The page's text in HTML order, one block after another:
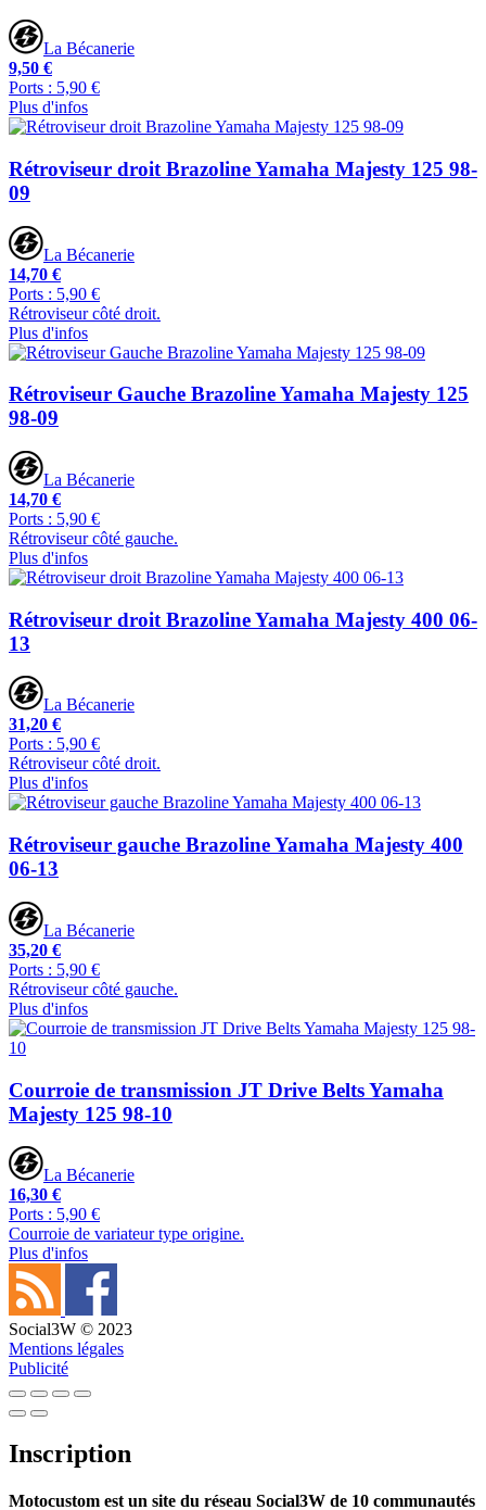
La Bécanerie
9,50 €
Ports : 5,90 €
Plus d'infos
Rétroviseur droit Brazoline Yamaha Majesty 125 98-
09
La Bécanerie
14,70 €
Ports : 5,90 €
Rétroviseur côté droit.
Plus d'infos
Rétroviseur Gauche Brazoline Yamaha Majesty 125
98-09
La Bécanerie
14,70 €
Ports : 5,90 €
Rétroviseur côté gauche.
Plus d'infos
Rétroviseur droit Brazoline Yamaha Majesty 400 06-
13
La Bécanerie
31,20 €
Ports : 5,90 €
Rétroviseur côté droit.
Plus d'infos
Rétroviseur gauche Brazoline Yamaha Majesty 400
06-13
La Bécanerie
35,20 €
Ports : 5,90 €
Rétroviseur côté gauche.
Plus d'infos
Courroie de transmission JT Drive Belts Yamaha
Majesty 125 98-10
La Bécanerie
16,30 €
Ports : 5,90 €
Courroie de variateur type origine.
Plus d'infos
Social3W © 2023
Mentions légales
Publicité
Inscription
Motocustom est un site du réseau Social3W de 10 communautés